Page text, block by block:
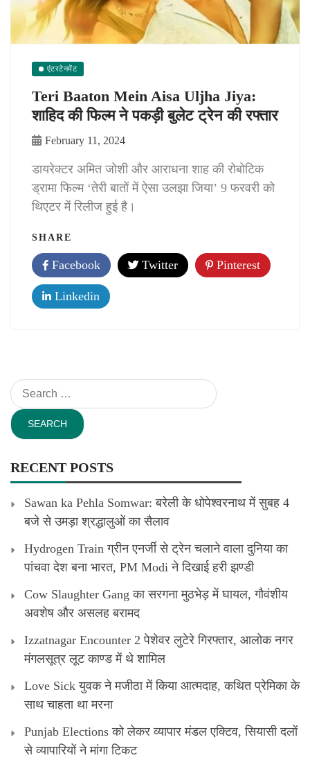
एंटरटेनमेंट
Teri Baaton Mein Aisa Uljha Jiya:
शाहिद की फिल्म ने पकड़ी बुलेट ट्रेन की रफ्तार
February 11, 2024
डायरेक्टर अमित जोशी और आराधना शाह की रोबोटिक
ड्रामा फिल्म ‘तेरी बातों में ऐसा उलझा जिया’ 9 फरवरी को
थिएटर में रिलीज हुई है।
SHARE
Facebook Twitter Pinterest
Linkedin
Search
for:
RECENT POSTS
Sawan ka Pehla Somwar: बरेली के धोपेश्वरनाथ में सुबह 4
बजे से उमड़ा श्रद्धालुओं का सैलाव
Hydrogen Train ग्रीन एनर्जी से ट्रेन चलाने वाला दुनिया का
पांचवा देश बना भारत, PM Modi ने दिखाई हरी झण्डी
Cow Slaughter Gang का सरगना मुठभेड़ में घायल, गौवंशीय
अवशेष और असलह बरामद
Izzatnagar Encounter 2 पेशेवर लुटेरे गिरफ्तार, आलोक नगर
मंगलसूत्र लूट काण्‍ड में थे शामिल
Love Sick युवक ने मजीठा में किया आत्मदाह, कथित प्रेमिका के
साथ चाहता था मरना
Punjab Elections को लेकर व्यापार मंडल एक्टिव, सियासी दलों
से व्यापारियों ने मांगा टिकट